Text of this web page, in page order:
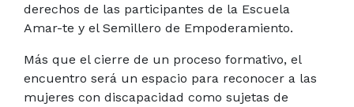
derechos de las participantes de la Escuela
Amar-te y el Semillero de Empoderamiento.
Más que el cierre de un proceso formativo, el
encuentro será un espacio para reconocer a las
mujeres con discapacidad como sujetas de